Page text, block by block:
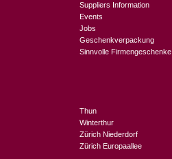
Suppliers Information
Events
Jobs
Geschenkverpackung
Sinnvolle Firmengeschenke
Thun
Winterthur
Zürich Niederdorf
Zürich Europaallee